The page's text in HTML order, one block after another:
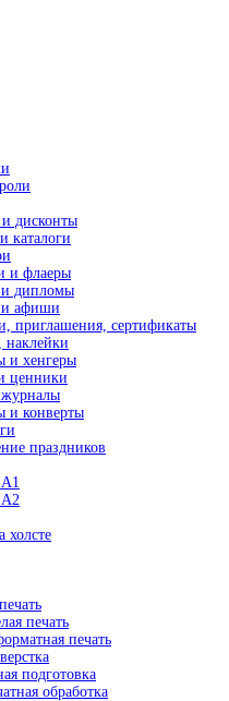
дисконты
каталоги
и флаеры
дипломы
и афиши
приглашения, сертификаты
наклейки
и хенгеры
ценники
и конверты
праздников
А2
холсте
печать
печать
подготовка
обработка